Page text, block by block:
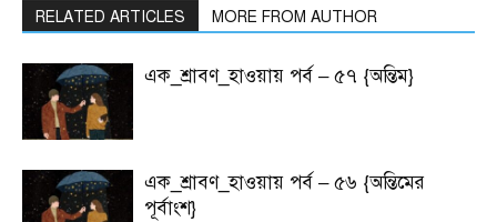
RELATED ARTICLES MORE FROM AUTHOR
এক_শ্রাবণ_হাওয়ায় পর্ব – ৫৭ {অন্তিম}
এক_শ্রাবণ_হাওয়ায় পর্ব – ৫৬ {অন্তিমের
পূর্বাংশ}